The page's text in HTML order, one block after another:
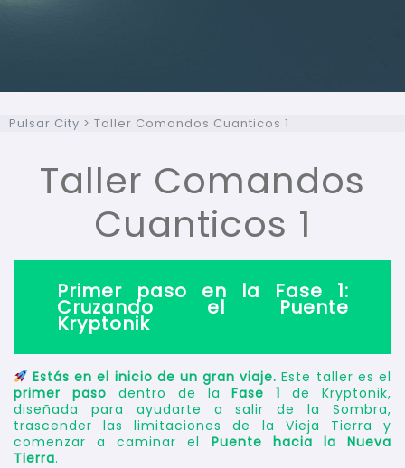
Pulsar City > Taller Comandos Cuanticos 1
Taller Comandos
Cuanticos 1
Primer paso en la Fase 1:
Cruzando el Puente
Kryptonik
Estás en el inicio de un gran viaje. Este taller es el
primer paso dentro de laFase 1 de Kryptonik,
diseñada para ayudarte a salir de la Sombra,
trascender las limitaciones de la Vieja Tierra y
comenzar a caminar el Puente hacia la Nueva
Tierra.